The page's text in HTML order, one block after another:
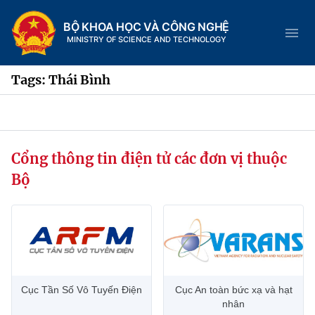
BỘ KHOA HỌC VÀ CÔNG NGHỆ
MINISTRY OF SCIENCE AND TECHNOLOGY
Trang chủ
Chức năng nhiệm vụ
Tin tức sự kiện
Hệ thống văn bản
Tags: Thái Bình
Cổng thông tin điện tử các đơn vị thuộc
Bộ
Cục Tần Số Vô Tuyến Điện
Cục An toàn bức xạ và hạt
nhân